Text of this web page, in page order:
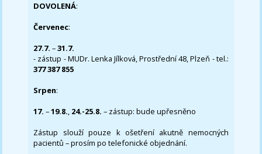
DOVOLENÁ:
Červenec:
27.7.–31.7.
- zástup - MUDr. Lenka Jílková, Prostřední 48, Plzeň - tel.:
377 387 855
Srpen:
17. –19.8., 24.-25.8. – zástup: bude upřesněno
Zástup slouží pouze k ošetření akutně nemocných
pacientů – prosím po telefonické objednání.